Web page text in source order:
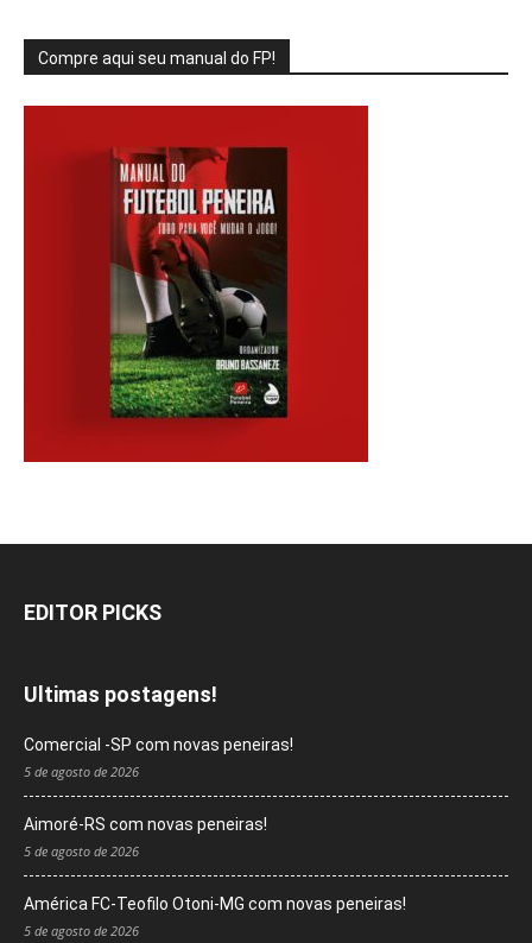
Compre aqui seu manual do FP!
EDITOR PICKS
Ultimas postagens!
Comercial -SP com novas peneiras!
5 de agosto de 2026
Aimoré-RS com novas peneiras!
5 de agosto de 2026
América FC-Teofilo Otoni-MG com novas peneiras!
5 de agosto de 2026